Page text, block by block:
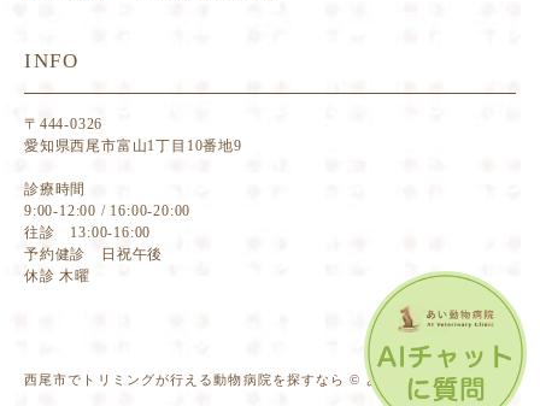
INFO
〒444-0326
愛知県西尾市富山1丁目10番地9
診療時間
9:00-12:00 / 16:00-20:00
往診 13:00-16:00
予約健診 日祝午後
休診 木曜
西尾市でトリミングが行える動物病院を探すなら © あい動物病院